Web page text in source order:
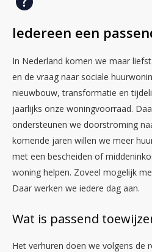
Iedereen een
In Nederland komen we maar
en de vraag naar sociale
nieuwbouw, transformatie en
jaarlijks onze woningvoorraad.
ondersteunen we doorstroming
komende jaren willen we meer
met een bescheiden of
woning helpen. Zoveel mogelijk
Daar werken we iedere dag aan.
Wat is passend
Het verhuren doen we volgens de